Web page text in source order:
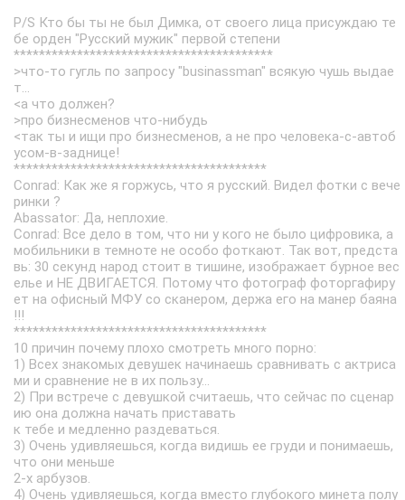
P/S Кто бы ты не был Димка, от своего лица присуждаю те
бе орден "Русский мужик" первой степени
*****************************************
>что-то гугль по запросу "businassman" всякую чушь выдае
т...
<а что должен?
>про бизнесменов что-нибудь
<так ты и ищи про бизнесменов, а не про человека-с-автоб
усом-в-заднице!
****************************************
Conrad: Как же я горжусь, что я русский. Видел фотки с вече
ринки ?
Abassator: Да, неплохие.
Conrad: Все дело в том, что ни у кого не было цифровика, а
мобильники в темноте не особо фоткают. Так вот, предста
вь: 30 секунд народ стоит в тишине, изображает бурное вес
елье и НЕ ДВИГАЕТСЯ. Потому что фотограф фоторгафиру
ет на офисный МФУ со сканером, держа его на манер баяна
!!!
****************************************
10 причин почему плохо смотреть много порно:
1) Всех знакомых девушек начинаешь сравнивать с актриса
ми и сравнение не в их пользу...
2) При встрече с девушкой считаешь, что сейчас по сценар
ию она должна начать приставать
к тебе и медленно раздеваться.
3) Очень удивляешься, когда видишь ее груди и понимаешь,
что они меньше
2-х арбузов.
4) Очень удивляешься, когда вместо глубокого минета полу